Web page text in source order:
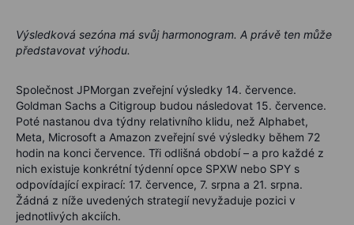
Výsledková sezóna má svůj harmonogram. A právě ten může
představovat výhodu.
Společnost JPMorgan zveřejní výsledky 14. července.
Goldman Sachs a Citigroup budou následovat 15. července.
Poté nastanou dva týdny relativního klidu, než Alphabet,
Meta, Microsoft a Amazon zveřejní své výsledky během 72
hodin na konci července. Tři odlišná období – a pro každé z
nich existuje konkrétní týdenní opce SPXW nebo SPY s
odpovídající expirací: 17. července, 7. srpna a 21. srpna.
Žádná z níže uvedených strategií nevyžaduje pozici v
jednotlivých akciích.